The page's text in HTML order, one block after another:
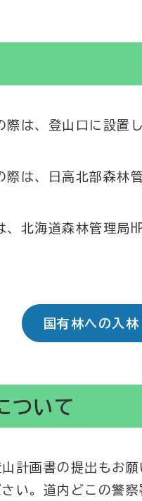
際は、登山口に設置
際は、日高北部森林
、北海道森林管理局
国有林への入林
ついて
計画書の提出もお願
い。道内どこの警察